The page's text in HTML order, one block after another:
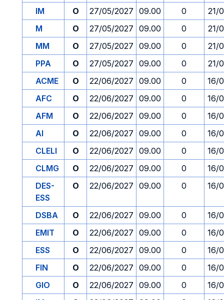
IM
O 27/05/2027 09.00 0
21/
M
O 27/05/2027 09.00 0
21/
MM
O 27/05/2027 09.00 0
21/
PPA
O 27/05/2027 09.00 0
21/
ACME
O 22/06/2027 09.00 0
16/
AFC
O 22/06/2027 09.00 0
16/
AFM
O 22/06/2027 09.00 0
16/
AI
O 22/06/2027 09.00 0
16/
CLELI
O 22/06/2027 09.00 0
16/
CLMG
O 22/06/2027 09.00 0
16/
DES-
ESS
O 22/06/2027 09.00 0 16/
DSBA O 22/06/2027 09.00 0
16/
EMIT
O 22/06/2027 09.00 0
16/
ESS
O 22/06/2027 09.00 0
16/
FIN
O 22/06/2027 09.00 0
16/
GIO
O 22/06/2027 09.00 0
16/